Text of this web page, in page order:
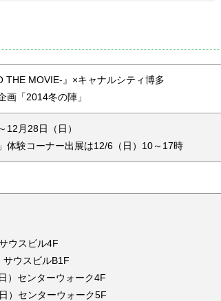
THE MOVIE-』×キャナルシティ博多
画「2014冬の陣」
12月28日（日）
体験コーナー出展は12/6（日）10～17時
ウスビル4F
サウスビルB1F
）センターウォーク4F
）センターウォーク5F